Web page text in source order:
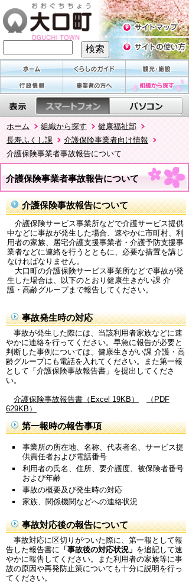
ホーム 組織から探す
健康福祉部
長寿ふくし課
介護保険事業者向け情報
介護保険事業者事故報告について
介護保険事業者事故報告について
介護保険事故報告について
介護保険サービス事業所などで介護サービス提供
中などに事故が発生した場合、速やかに市町村、利
用者の家族、居宅介護支援事業者・介護予防支援事
業者などに連絡を行うとともに、必要な措置を講じ
なければなりません。
大口町の介護保険サービス事業所などで事故が発
生した場合は、以下のとおり健康生きがい課 介
護・高齢グループまで報告してください。
事故発生時の対応
事故が発生した際には、当該利用者家族などに速
やかに連絡を行ってください。早急に報告が必要と
判断した事例については、健康生きがい課 介護・高
齢グループにも電話を入れてください。また第一報
として「介護保険事故報告書」を提出してくださ
い。
介護保険事故報告書（Excel 19KB）
（PDF
629KB）
第一報時の報告事項
事業所の所在地、名称、代表者名、サービス提
供責任者および電話番号
利用者の氏名、住所、要介護度、被保険者番号
および年齢
事故の概要及び発生時の対応
家族、関係機関などへの連絡状況
事故対応後の報告について
事故対応に区切りがついた際に、第一報として報
告した報告書に 「事故後の対応状況」 を追記して速
やかに報告してください。また利用者の家族等に事
故の原因や再発防止策についても十分に説明を行っ
てください。